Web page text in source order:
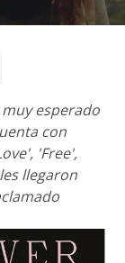
esperado
con
'Free',
llegaron